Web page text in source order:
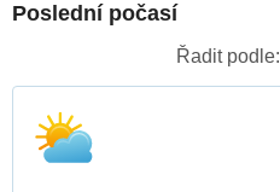
Poslední počasí
Řadit podle: